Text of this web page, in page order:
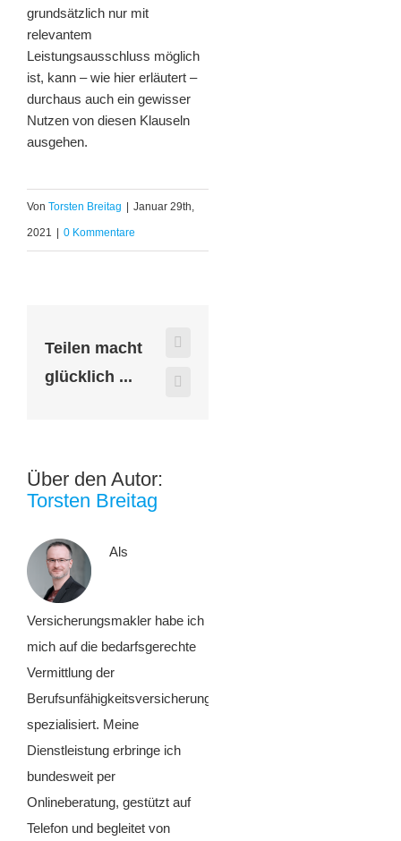
grundsätzlich nur mit
relevantem
Leistungsausschluss möglich
ist, kann – wie hier erläutert –
durchaus auch ein gewisser
Nutzen von diesen Klauseln
ausgehen.
Von Torsten Breitag | Januar 29th,
2021 | 0 Kommentare
Teilen macht
glücklich ...
Facebook
X
Über den Autor:
Torsten Breitag
Als
Versicherungsmakler habe ich
mich auf die bedarfsgerechte
Vermittlung der
Berufsunfähigkeitsversicherung
spezialisiert. Meine
Dienstleistung erbringe ich
bundesweit per
Onlineberatung, gestützt auf
Telefon und begleitet von